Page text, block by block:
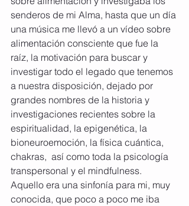
senderos de mi Alma, hasta que un día
una música me llevó a un vídeo sobre
alimentación consciente que fue la
raíz, la motivación para buscar y
investigar todo el legado que tenemos
a nuestra disposición, dejado por
grandes nombres de la historia y
investigaciones recientes sobre la
espiritualidad, la epigenética, la
bioneuroemoción, la física cuántica,
chakras,  así como toda la psicología
transpersonal y el mindfulness.
Aquello era una sinfonía para mi, muy
conocida, que poco a poco me iba